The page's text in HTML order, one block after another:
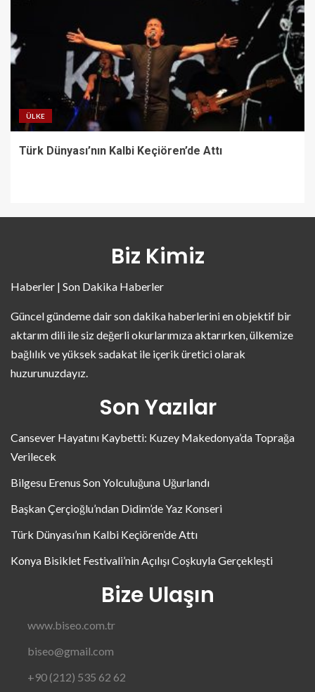
ÜLKE
Türk Dünyası’nın Kalbi Keçiören’de Attı
Biz Kimiz
Haberler | Son Dakika Haberler
Güncel gündeme dair son dakika haberlerini en objektif bir
aktarım dili ile siz değerli okurlarımıza aktarırken, ülkemize
bağlılık ve yüksek sadakat ile içerik üretici olarak
huzurunuzdayız.
Son Yazılar
Cansever Hayatını Kaybetti: Kuzey Makedonya’da Toprağa
Verilecek
Bilgesu Erenus Son Yolculuğuna Uğurlandı
Başkan Çerçioğlu’ndan Didim’de Yaz Konseri
Türk Dünyası’nın Kalbi Keçiören’de Attı
Konya Bisiklet Festivali’nin Açılışı Coşkuyla Gerçekleşti
Bize Ulaşın
www.biseo.com.tr
biseo@gmail.com
+90 (212) 535 62 62